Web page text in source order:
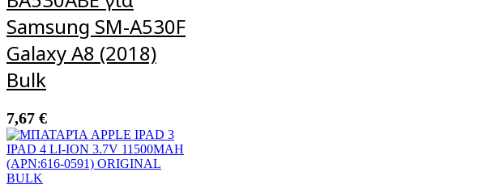
Samsung SM-A530F
Galaxy A8 (2018)
Bulk
7,67 €